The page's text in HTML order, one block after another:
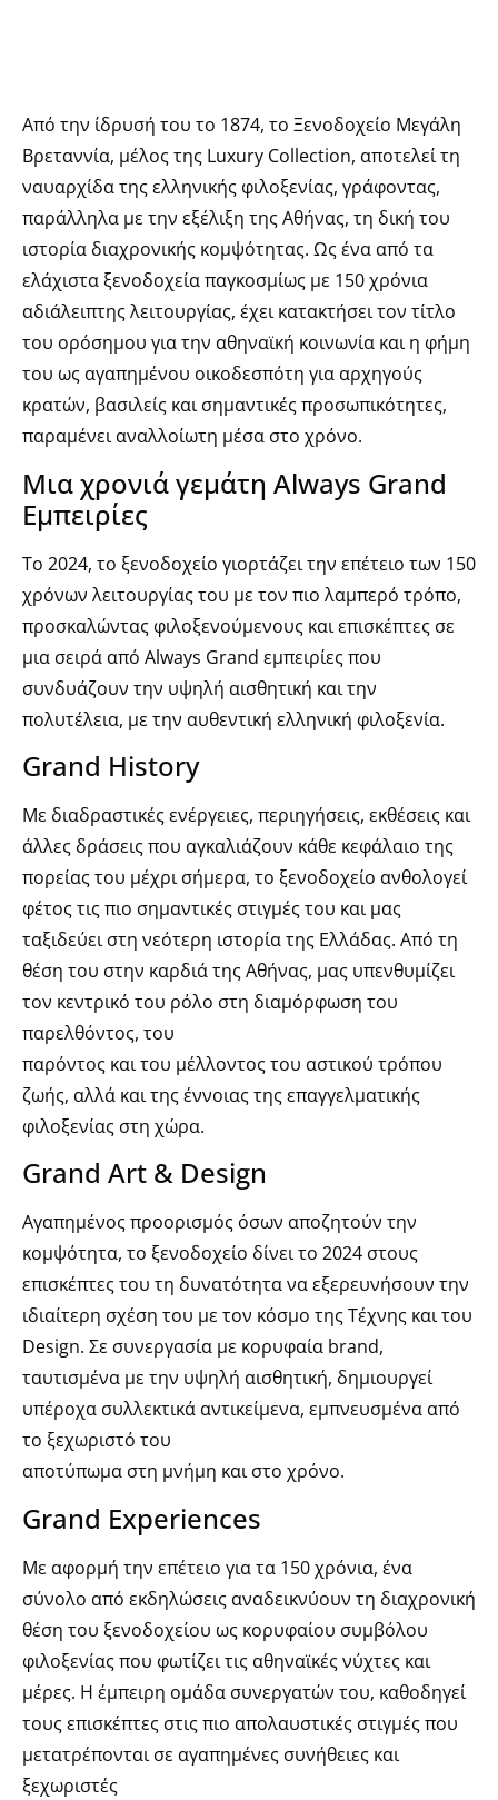
Από την ίδρυσή του το 1874, το Ξενοδοχείο Μεγάλη
Βρεταννία, μέλος της Luxury Collection, αποτελεί τη
ναυαρχίδα της ελληνικής φιλοξενίας, γράφοντας,
παράλληλα με την εξέλιξη της Αθήνας, τη δική του
ιστορία διαχρονικής κομψότητας. Ως ένα από τα
ελάχιστα ξενοδοχεία παγκοσμίως με 150 χρόνια
αδιάλειπτης λειτουργίας, έχει κατακτήσει τον τίτλο
του ορόσημου για την αθηναϊκή κοινωνία και η φήμη
του ως αγαπημένου οικοδεσπότη για αρχηγούς
κρατών, βασιλείς και σημαντικές προσωπικότητες,
παραμένει αναλλοίωτη μέσα στο χρόνο.
Μια χρονιά γεμάτη Always Grand
Εμπειρίες
Το 2024, το ξενοδοχείο γιορτάζει την επέτειο των 150
χρόνων λειτουργίας του με τον πιο λαμπερό τρόπο,
προσκαλώντας φιλοξενούμενους και επισκέπτες σε
μια σειρά από Always Grand εμπειρίες που
συνδυάζουν την υψηλή αισθητική και την
πολυτέλεια, με την αυθεντική ελληνική φιλοξενία.
Grand History
Με διαδραστικές ενέργειες, περιηγήσεις, εκθέσεις και
άλλες δράσεις που αγκαλιάζουν κάθε κεφάλαιο της
πορείας του μέχρι σήμερα, το ξενοδοχείο ανθολογεί
φέτος τις πιο σημαντικές στιγμές του και μας
ταξιδεύει στη νεότερη ιστορία της Ελλάδας. Από τη
θέση του στην καρδιά της Αθήνας, μας υπενθυμίζει
τον κεντρικό του ρόλο στη διαμόρφωση του
παρελθόντος, του
παρόντος και του μέλλοντος του αστικού τρόπου
ζωής, αλλά και της έννοιας της επαγγελματικής
φιλοξενίας στη χώρα.
Grand Art & Design
Αγαπημένος προορισμός όσων αποζητούν την
κομψότητα, το ξενοδοχείο δίνει το 2024 στους
επισκέπτες του τη δυνατότητα να εξερευνήσουν την
ιδιαίτερη σχέση του με τον κόσμο της Τέχνης και του
Design. Σε συνεργασία με κορυφαία brand,
ταυτισμένα με την υψηλή αισθητική, δημιουργεί
υπέροχα συλλεκτικά αντικείμενα, εμπνευσμένα από
το ξεχωριστό του
αποτύπωμα στη μνήμη και στο χρόνο.
Grand Experiences
Με αφορμή την επέτειο για τα 150 χρόνια, ένα
σύνολο από εκδηλώσεις αναδεικνύουν τη διαχρονική
θέση του ξενοδοχείου ως κορυφαίου συμβόλου
φιλοξενίας που φωτίζει τις αθηναϊκές νύχτες και
μέρες. Η έμπειρη ομάδα συνεργατών του, καθοδηγεί
τους επισκέπτες στις πιο απολαυστικές στιγμές που
μετατρέπονται σε αγαπημένες συνήθειες και
ξεχωριστές